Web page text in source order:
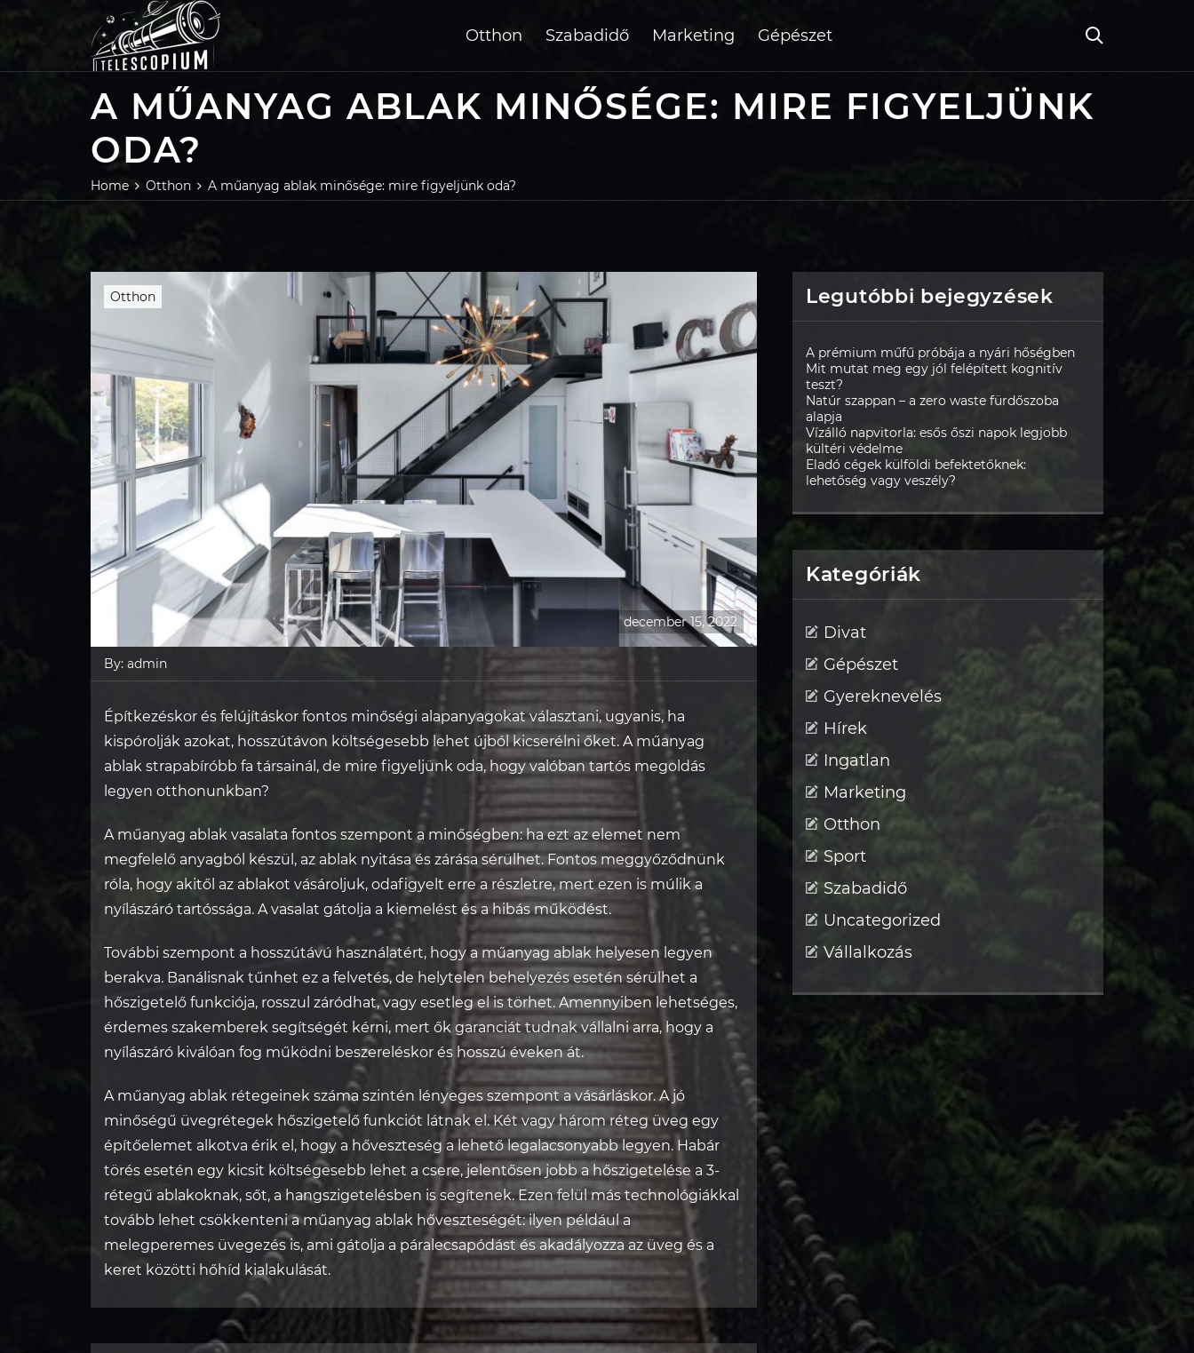
Otthon Szabadidő Marketing Gépészet
A MŰANYAG ABLAK MINŐSÉGE: MIRE FIGYELJÜNK
ODA?
Home Otthon A műanyag ablak minősége: mire figyeljünk oda?
Otthon
december 15, 2022
By: admin
Építkezéskor és felújításkor fontos minőségi alapanyagokat választani, ugyanis, ha
kispórolják azokat, hosszútávon költségesebb lehet újból kicserélni őket. A műanyag
ablak strapabíróbb fa társainál, de mire figyeljünk oda, hogy valóban tartós megoldás
legyen otthonunkban?
A műanyag ablak vasalata fontos szempont a minőségben: ha ezt az elemet nem
megfelelő anyagból készül, az ablak nyitása és zárása sérülhet. Fontos meggyőződnünk
róla, hogy akitől az ablakot vásároljuk, odafigyelt erre a részletre, mert ezen is múlik a
nyílászáró tartóssága. A vasalat gátolja a kiemelést és a hibás működést.
További szempont a hosszútávú használatért, hogy a műanyag ablak helyesen legyen
berakva. Banálisnak tűnhet ez a felvetés, de helytelen behelyezés esetén sérülhet a
hőszigetelő funkciója, rosszul záródhat, vagy esetleg el is törhet. Amennyiben lehetséges,
érdemes szakemberek segítségét kérni, mert ők garanciát tudnak vállalni arra, hogy a
nyílászáró kiválóan fog működni beszereléskor és hosszú éveken át.
A műanyag ablak rétegeinek száma szintén lényeges szempont a vásárláskor. A jó
minőségű üvegrétegek hőszigetelő funkciót látnak el. Két vagy három réteg üveg egy
építőelemet alkotva érik el, hogy a hőveszteség a lehető legalacsonyabb legyen. Habár
törés esetén egy kicsit költségesebb lehet a csere, jelentősen jobb a hőszigetelése a 3-
rétegű ablakoknak, sőt, a hangszigetelésben is segítenek. Ezen felül más technológiákkal
tovább lehet csökkenteni a műanyag ablak hőveszteségét: ilyen például a
melegperemes üvegezés is, ami gátolja a páralecsapódást és akadályozza az üveg és a
keret közötti hőhíd kialakulását.
Legutóbbi bejegyzések
A prémium műfű próbája a nyári hőségben
Mit mutat meg egy jól felépített kognitív
teszt?
Natúr szappan – a zero waste fürdőszoba
alapja
Vízálló napvitorla: esős őszi napok legjobb
kültéri védelme
Eladó cégek külföldi befektetőknek:
lehetőség vagy veszély?
Kategóriák
Divat
Gépészet
Gyereknevelés
Hírek
Ingatlan
Marketing
Otthon
Sport
Szabadidő
Uncategorized
Vállalkozás